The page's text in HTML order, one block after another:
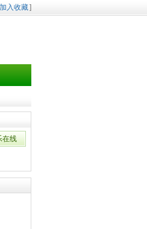
加入收藏]
在线